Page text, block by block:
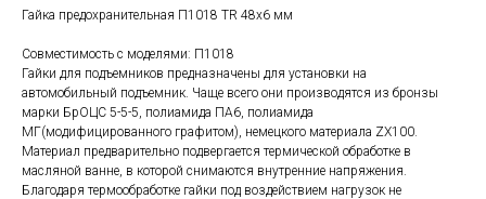
Гайка предохранительная П1018 TR 48x6 мм
Совместимость с моделями: П1018
Гайки для подъемников предназначены для установки на
автомобильный подъемник. Чаще всего они производятся из бронзы
марки БрОЦС 5-5-5, полиамида ПА6, полиамида
МГ(модифицированного графитом), немецкого материала ZX100.
Материал предварительно подвергается термической обработке в
масляной ванне, в которой снимаются внутренние напряжения.
Благодаря термообработке гайки под воздействием нагрузок не